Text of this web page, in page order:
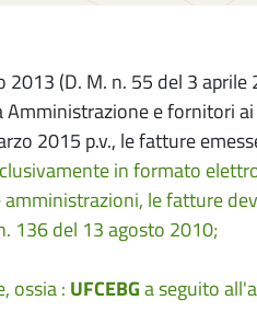
(D. M. n. 55 del 3 aprile
e fornitori
2015 p.v., le fatture
in formato
le fatture
136 del 13 agosto 2010;
ossia : UFCEBGa seguito